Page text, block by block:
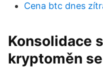
Cena btc dnes
Konsolidace
kryptoměn